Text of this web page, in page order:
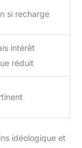
si recharge
intérêt
réduit
idéologique et